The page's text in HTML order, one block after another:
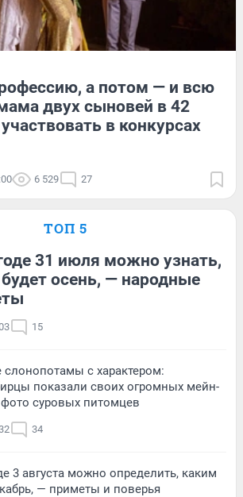
а потом — и всю
двух сыновей в 42
в конкурсах
6 529 27
ТОП 5
31 июля можно узнать,
осень, — народные
15
слонопотамы с характером:
показали своих огромных мейн-
суровых питомцев
34
3 августа можно определить, каким
— приметы и поверья